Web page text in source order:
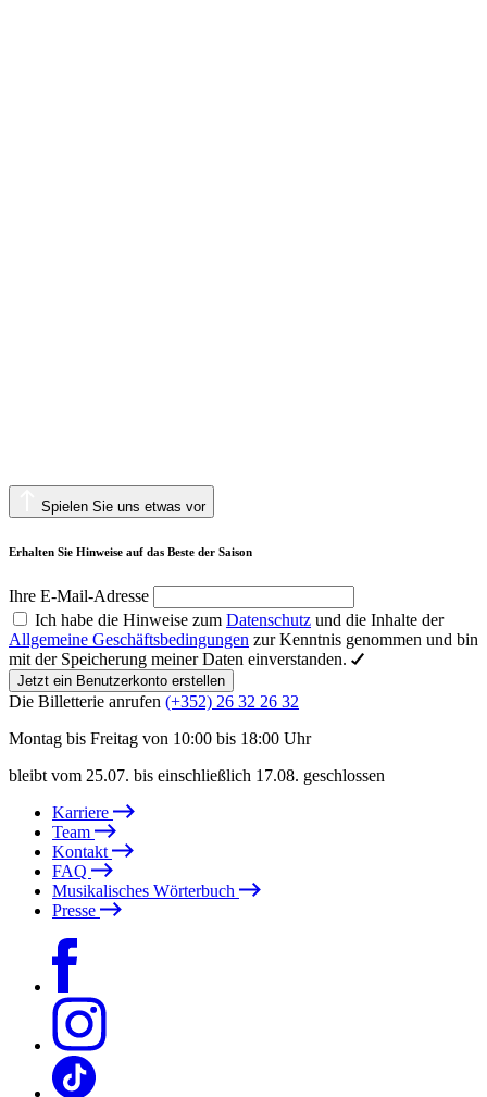
Spielen Sie uns etwas vor
Erhalten Sie Hinweise auf das Beste der Saison
Ihre E-Mail-Adresse
Ich habe die Hinweise zum Datenschutz und die Inhalte der
Allgemeine Geschäftsbedingungen zur Kenntnis genommen und bin
mit der Speicherung meiner Daten einverstanden.
Jetzt ein Benutzerkonto erstellen
Die Billetterie anrufen (+352) 26 32 26 32
Montag bis Freitag von 10:00 bis 18:00 Uhr
bleibt vom 25.07. bis einschließlich 17.08. geschlossen
Karriere
Team
Kontakt
FAQ
Musikalisches Wörterbuch
Presse